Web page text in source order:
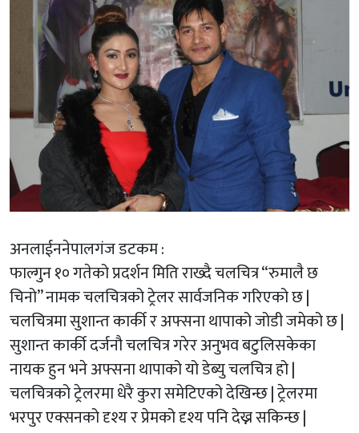
अनलाईननेपालगंज डटकम :
फाल्गुन १० गतेको प्रदर्शन मिति राख्दै चलचित्र “रुमालै छ
चिनो” नामक चलचित्रको ट्रेलर सार्वजनिक गरिएको छ |
चलचित्रमा सुशान्त कार्की र अफ्सना थापाको जोडी जमेको छ |
सुशान्त कार्की दर्जनौ चलचित्र गरेर अनुभव बटुलिसकेका
नायक हुन भने अफ्सना थापाको यो डेब्यु चलचित्र हो |
चलचित्रको ट्रेलरमा धेरै कुरा समेटिएको देखिन्छ | ट्रेलरमा
भरपुर एक्सनको दृश्य र प्रेमको दृश्य पनि देख्न सकिन्छ |